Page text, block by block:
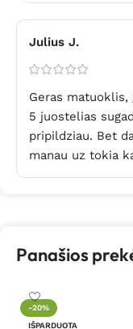
Julius J.
Geras
5 juostelias
pripildziau. Bet
manau uz tokia
Panašios
-20%
IŠPARDUOTA